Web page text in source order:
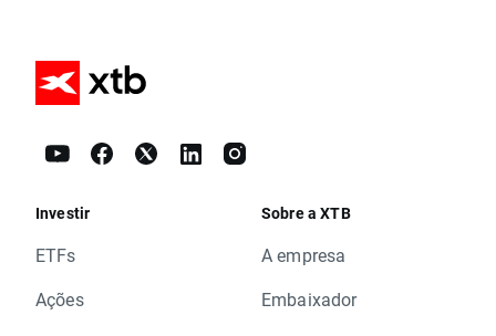
Investir
ETFs
Ações
Sobre a XTB
A empresa
Embaixador